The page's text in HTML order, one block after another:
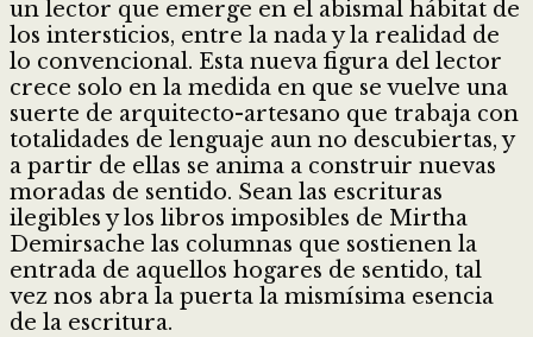
un lector que emerge en el abismal hábitat de
los intersticios, entre la nada y la realidad de
lo convencional. Esta nueva figura del lector
crece solo en la medida en que se vuelve una
suerte de arquitecto-artesano que trabaja con
totalidades de lenguaje aun no descubiertas, y
a partir de ellas se anima a construir nuevas
moradas de sentido. Sean las escrituras
ilegibles y los libros imposibles de Mirtha
Demirsache las columnas que sostienen la
entrada de aquellos hogares de sentido, tal
vez nos abra la puerta la mismísima esencia
de la escritura.